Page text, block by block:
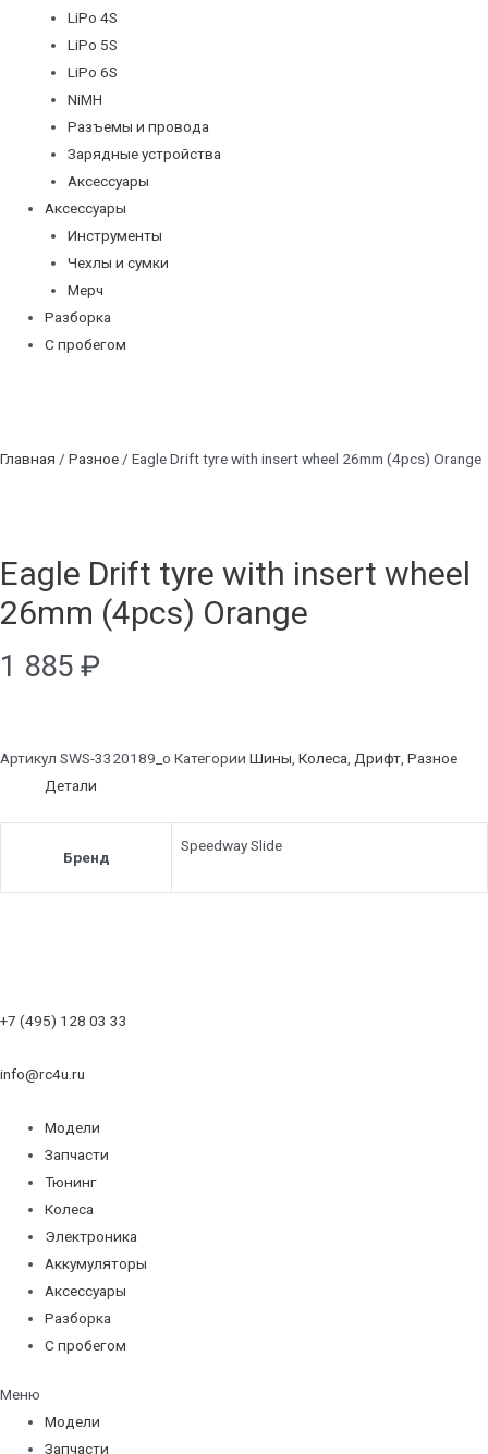
LiPo 4S
LiPo 5S
LiPo 6S
NiMH
Разъемы и провода
Зарядные устройства
Аксессуары
Аксессуары
Инструменты
Чехлы и сумки
Мерч
Разборка
С пробегом
Главная / Разное / Eagle Drift tyre with insert wheel 26mm (4pcs) Orange
Eagle Drift tyre with insert wheel
26mm (4pcs) Orange
1 885 ₽
Артикул SWS-3320189_o Категории Шины, Колеса, Дрифт, Разное
Детали
Бренд
Speedway Slide
+7 (495) 128 03 33
info@rc4u.ru
Модели
Запчасти
Тюнинг
Колеса
Электроника
Аккумуляторы
Аксессуары
Разборка
С пробегом
Меню
Модели
Запчасти